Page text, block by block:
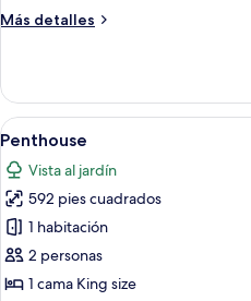
Más detalles
Más
superior
Abrir
todas
las
fotos
de
Penthouse
4
Penthouse
Vista al jardín
592 pies cuadrados
1 habitación
2 personas
1 cama King size